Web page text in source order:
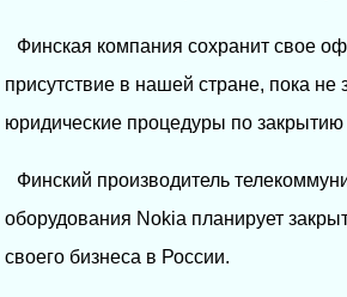
Финская компания сохранит свое
присутствие в нашей стране, пока не
юридические процедуры по
Финский производитель
оборудования Nokia планирует
своего бизнеса в России.